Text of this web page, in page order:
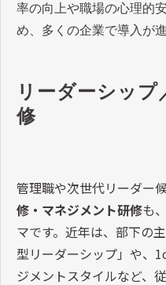
率の向上や職場の心理的
め、多くの企業で導入が
リーダーシッ
修
管理職や次世代リーダー
修・マネジメント研修も
マです。近年は、部下の
型リーダーシップ」や、
ジメントスタイルなど、